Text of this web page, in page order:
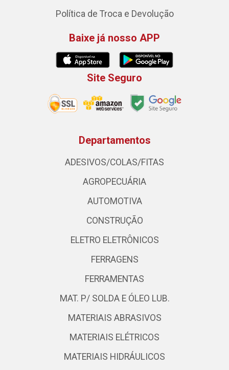
Política de Troca e Devolução
Baixe já nosso APP
Site Seguro
Departamentos
ADESIVOS/COLAS/FITAS
AGROPECUÁRIA
AUTOMOTIVA
CONSTRUÇÃO
ELETRO ELETRÔNICOS
FERRAGENS
FERRAMENTAS
MAT. P/ SOLDA E ÓLEO LUB.
MATERIAIS ABRASIVOS
MATERIAIS ELÉTRICOS
MATERIAIS HIDRÁULICOS